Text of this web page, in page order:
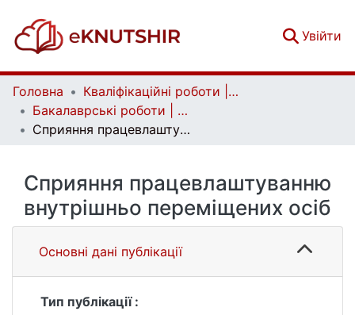
Увійти
Головна
Кваліфікаційні роботи | Qualifying works
Бакалаврські роботи | Bachelor theses
Сприяння працевлаштуванню внутрішньо переміщених осіб
Сприяння працевлаштуванню
внутрішньо переміщених осіб
Основні дані публікації
Тип публікації :